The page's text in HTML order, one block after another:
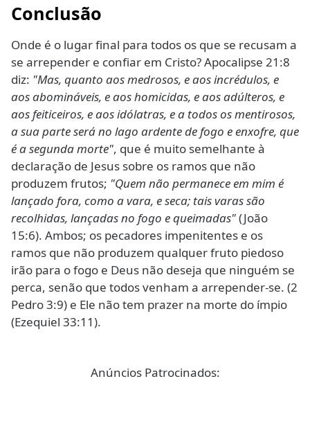
Conclusão
Onde é o lugar final para todos os que se recusam a
se arrepender e confiar em Cristo? Apocalipse 21:8
diz: "Mas, quanto aos medrosos, e aos incrédulos, e
aos abomináveis, e aos homicidas, e aos adúlteros, e
aos feiticeiros, e aos idólatras, e a todos os mentirosos,
a sua parte será no lago ardente de fogo e enxofre, que
é a segunda morte", que é muito semelhante à
declaração de Jesus sobre os ramos que não
produzem frutos; "Quem não permanece em mim é
lançado fora, como a vara, e seca; tais varas são
recolhidas, lançadas no fogo e queimadas"(João
15:6). Ambos; os pecadores impenitentes e os
ramos que não produzem qualquer fruto piedoso
irão para o fogo e Deus não deseja que ninguém se
perca, senão que todos venham a arrepender-se. (2
Pedro 3:9) e Ele não tem prazer na morte do ímpio
(Ezequiel 33:11).
Anúncios Patrocinados: